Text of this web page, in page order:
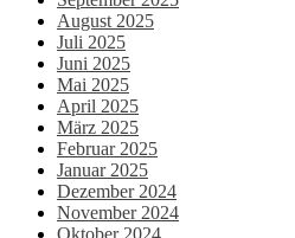
August 2025
Juli 2025
Juni 2025
Mai 2025
April 2025
März 2025
Februar 2025
Januar 2025
Dezember 2024
November 2024
Oktober 2024